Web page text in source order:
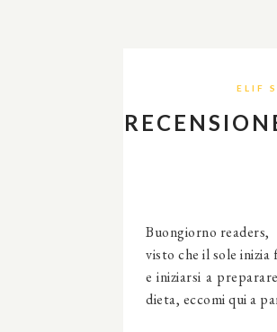
ELIF
Buongiorno readers,
visto che il sole
e iniziarsi a
dieta, eccomi qui a